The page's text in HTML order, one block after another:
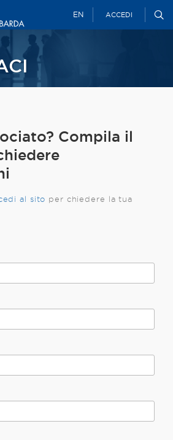
EN ACCEDI
Compila il
al sito per chiedere la tua